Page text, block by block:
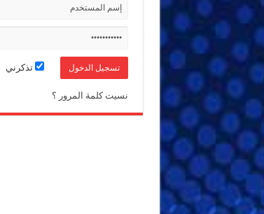
تذكرني
نسيت كلمة المرور ؟